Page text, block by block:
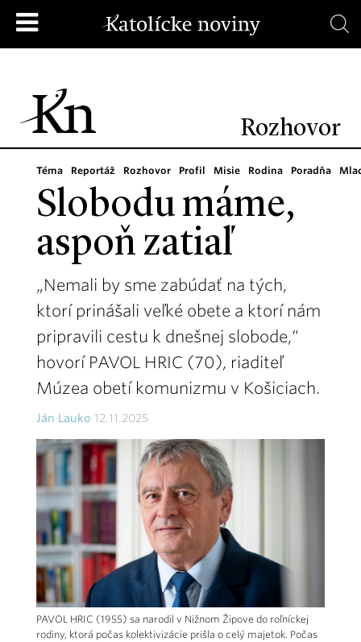
Rozhovor
Téma Reportáž Rozhovor Profil Misie Rodina Poradňa
Slobodu máme,
aspoň zatiaľ
„Nemali by sme zabúdať na tých,
ktorí prinášali veľké obete a ktorí nám
pripravili cestu k dnešnej slobode,“
hovorí PAVOL HRIC (70), riaditeľ
Múzea obetí komunizmu v Košiciach.
Ján Lauko 12.11.2025
PAVOL HRIC (1955) sa narodil v Nižnom Žipove do roľníckej
rodiny, ktorá počas kolektivizácie prišla o celý majetok. Počas